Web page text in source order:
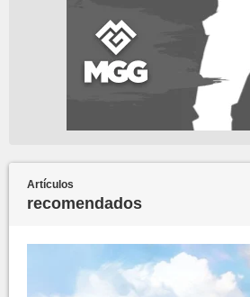
Artículos
recomendados